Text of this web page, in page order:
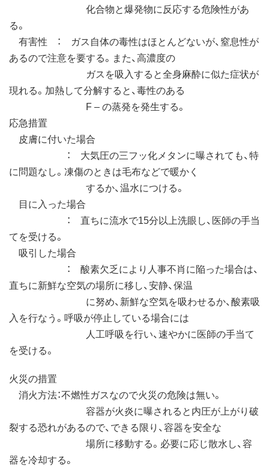
化合物と爆発物に反応する危険性があ
る。
有害性 ： ガス自体の毒性はほとんどないが、窒息性が
あるので注意を要する。また、高濃度の
ガスを吸入すると全身麻酔に似た症状が
現れる。加熱して分解すると、毒性のある
F – の蒸発を発生する。
応急措置
皮膚に付いた場合
： 大気圧の三フッ化メタンに曝されても、特
に問題なし。凍傷のときは毛布などで暖かく
するか、温水につける。
目に入った場合
： 直ちに流水で15分以上洗眼し、医師の手当
てを受ける。
吸引した場合
： 酸素欠乏により人事不肖に陥った場合は、
直ちに新鮮な空気の場所に移し、安静、保温
に努め、新鮮な空気を吸わせるか、酸素吸
入を行なう。呼吸が停止している場合には
人工呼吸を行い、速やかに医師の手当て
を受ける。
火災の措置
消火方法：不燃性ガスなので火災の危険は無い。
容器が火炎に曝されると内圧が上がり破
裂する恐れがあるので、できる限り、容器を安全な
場所に移動する。必要に応じ散水し、容
器を冷却する。